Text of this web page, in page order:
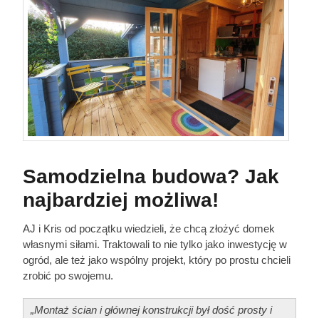
Samodzielna budowa? Jak
najbardziej możliwa!
AJ i Kris od początku wiedzieli, że chcą złożyć domek
własnymi siłami. Traktowali to nie tylko jako inwestycję w
ogród, ale też jako wspólny projekt, który po prostu chcieli
zrobić po swojemu.
„Montaż ścian i głównej konstrukcji był dość prosty i